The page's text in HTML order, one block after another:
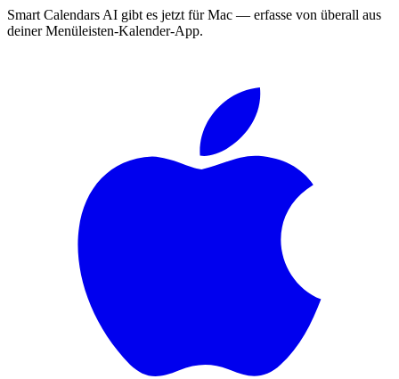
Smart Calendars AI gibt es jetzt für Mac — erfasse von überall aus
deiner Menüleisten-Kalender-App.